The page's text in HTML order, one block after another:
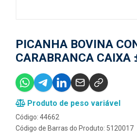
PICANHA BOVINA
CARABRANCA CAIXA
Produto de peso variável
Código: 44662
Código de Barras do Produto: 5120017